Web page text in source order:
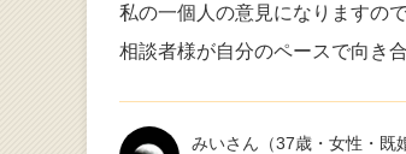
私の一個人の意見になりますの
相談者様が自分のペースで向き
みいさん （37歳・女性・既